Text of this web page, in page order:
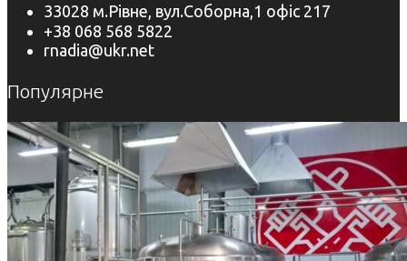
33028 м.Рівне, вул.Соборна,1 офіс 217
+38 068 568 5822
rnadia@ukr.net
Популярне